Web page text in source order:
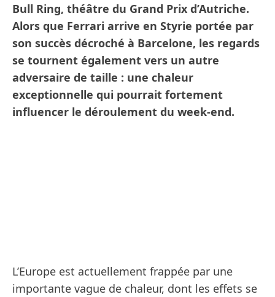
Bull Ring, théâtre du Grand Prix d’Autriche.
Alors que Ferrari arrive en Styrie portée par
son succès décroché à Barcelone, les regards
se tournent également vers un autre
adversaire de taille : une chaleur
exceptionnelle qui pourrait fortement
influencer le déroulement du week-end.
L’Europe est actuellement frappée par une
importante vague de chaleur, dont les effets se